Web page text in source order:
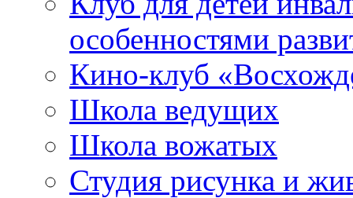
особенностями
Кино-клуб
Школа ведущих
Школа вожатых
Студия рисунка и